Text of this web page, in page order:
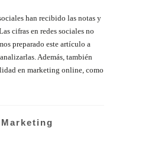
han recibido las notas y
cifras en redes sociales no
preparado este artículo a
Además, también
en marketing online, como
Marketing